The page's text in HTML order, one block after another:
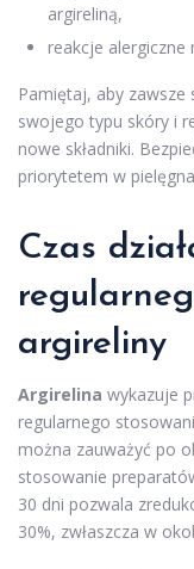
argireliną,
reakcje alergiczne
Pamiętaj, aby
swojego typu skóry i
nowe składniki.
priorytetem w
Czas
argireliny
Argirelina wykazuje
regularnego
można zauważyć po
stosowanie
30 dni pozwala
30%, zwłaszcza w